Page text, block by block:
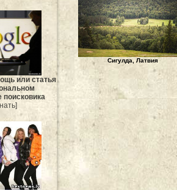
или статья
поисковика
Сигулда, Латвия